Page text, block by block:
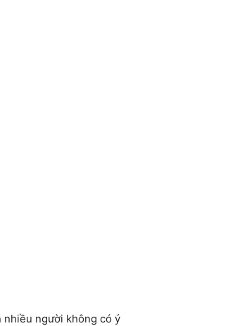
nhiều người không có ý